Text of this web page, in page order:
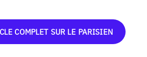
COMPLET SUR LE PARISIEN